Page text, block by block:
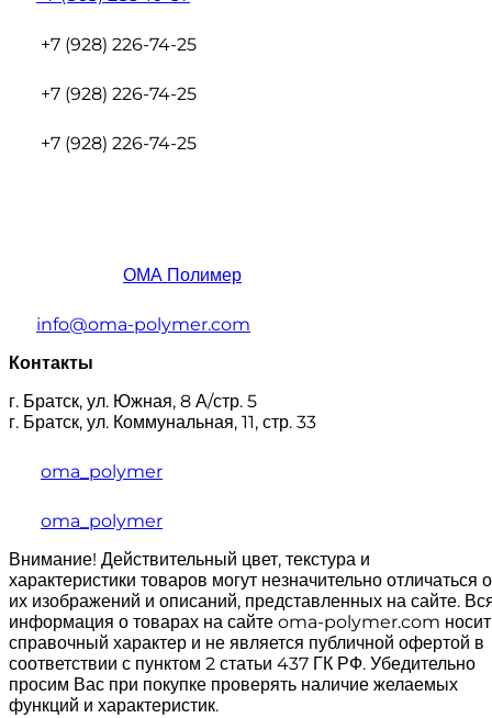
+7 (928) 226-74-25
+7 (928) 226-74-25
+7 (928) 226-74-25
ОМА Полимер
info@oma-polymer.com
Контакты
г. Братск, ул. Южная, 8 А/стр. 5
г. Братск, ул. Коммунальная, 11, стр. 33
oma_polymer
oma_polymer
Внимание! Действительный цвет, текстура и
характеристики товаров могут незначительно отличаться
их изображений и описаний, представленных на сайте.
информация о товарах на сайте oma-polymer.com носит
справочный характер и не является публичной офертой в
соответствии с пунктом 2 статьи 437 ГК РФ. Убедительно
просим Вас при покупке проверять наличие желаемых
функций и характеристик.